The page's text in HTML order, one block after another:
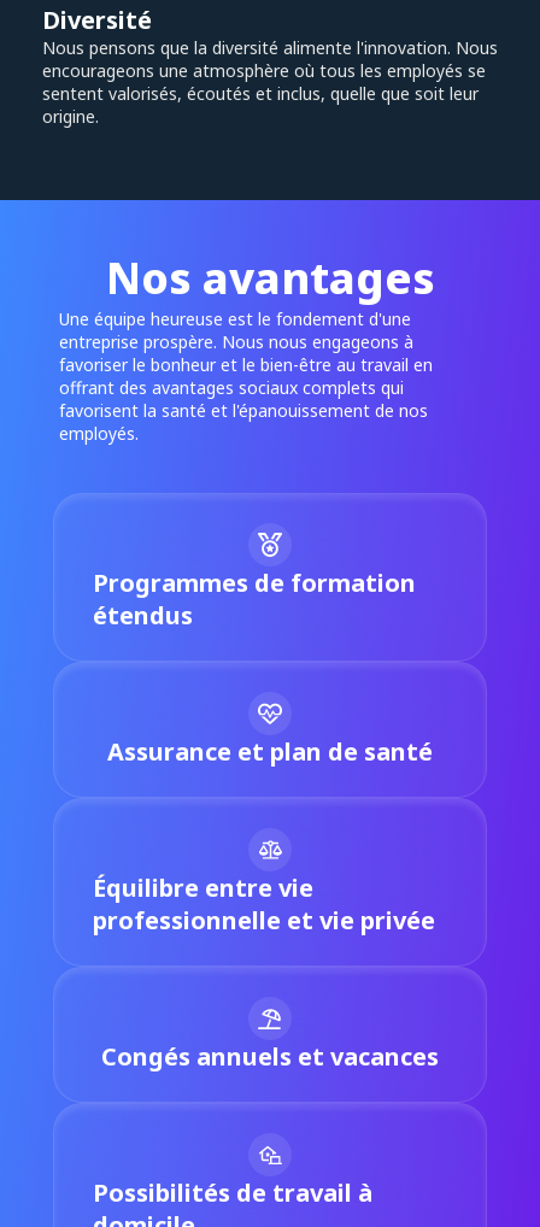
Diversité
Nous pensons que la diversité alimente l'innovation. Nous
encourageons une atmosphère où tous les employés se
sentent valorisés, écoutés et inclus, quelle que soit leur
origine.
Nos avantages
Une équipe heureuse est le fondement d'une
entreprise prospère. Nous nous engageons à
favoriser le bonheur et le bien-être au travail en
offrant des avantages sociaux complets qui
favorisent la santé et l'épanouissement de nos
employés.
Programmes de formation
étendus
Assurance et plan de santé
Équilibre entre vie
professionnelle et vie privée
Congés annuels et vacances
Possibilités de travail à